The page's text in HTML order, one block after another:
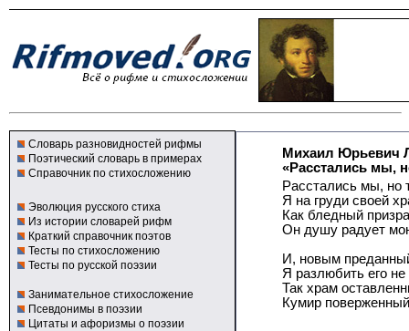
Словарь разновидностей рифмы
Поэтический словарь в примерах
Справочник по стихосложению
Эволюция русского стиха
Из истории словарей рифм
Краткий справочник поэтов
Тесты по стихосложению
Тесты по русской поэзии
Занимательное стихосложение
Псевдонимы в поэзии
Цитаты и афоризмы о поэзии
Михаил Юрьевич
«Расстались мы,
Расстались мы, но
Я на груди своей
Как бледный
Он душу радует
И, новым
Я разлюбить его не
Так храм
Кумир